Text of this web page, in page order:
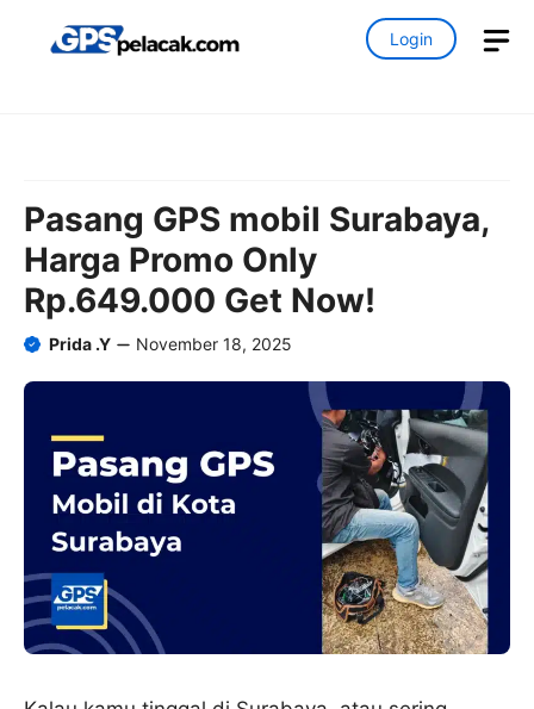
Login
Pasang GPS mobil Surabaya,
Harga Promo Only
Rp.649.000 Get Now!
Prida .Y November 18, 2025